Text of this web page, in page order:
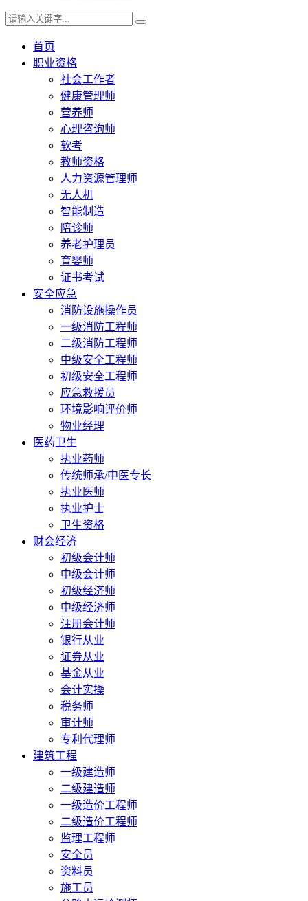
首页
职业资格
社会工作者
健康管理师
营养师
心理咨询师
软考
教师资格
人力资源管理师
无人机
智能制造
陪诊师
养老护理员
育婴师
证书考试
安全应急
消防设施操作员
一级消防工程师
二级消防工程师
中级安全工程师
初级安全工程师
应急救援员
环境影响评价师
物业经理
医药卫生
执业药师
传统师承/中医专长
执业医师
执业护士
卫生资格
财会经济
初级会计师
中级会计师
初级经济师
中级经济师
注册会计师
银行从业
证券从业
基金从业
会计实操
税务师
审计师
专利代理师
建筑工程
一级建造师
二级建造师
一级造价工程师
二级造价工程师
监理工程师
安全员
资料员
施工员